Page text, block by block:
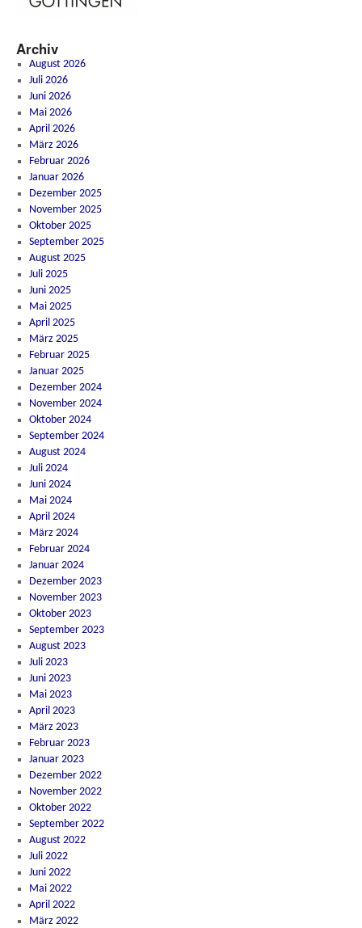
Archiv
August 2026
Juli 2026
Juni 2026
Mai 2026
April 2026
März 2026
Februar 2026
Januar 2026
Dezember 2025
November 2025
Oktober 2025
September 2025
August 2025
Juli 2025
Juni 2025
Mai 2025
April 2025
März 2025
Februar 2025
Januar 2025
Dezember 2024
November 2024
Oktober 2024
September 2024
August 2024
Juli 2024
Juni 2024
Mai 2024
April 2024
März 2024
Februar 2024
Januar 2024
Dezember 2023
November 2023
Oktober 2023
September 2023
August 2023
Juli 2023
Juni 2023
Mai 2023
April 2023
März 2023
Februar 2023
Januar 2023
Dezember 2022
November 2022
Oktober 2022
September 2022
August 2022
Juli 2022
Juni 2022
Mai 2022
April 2022
März 2022